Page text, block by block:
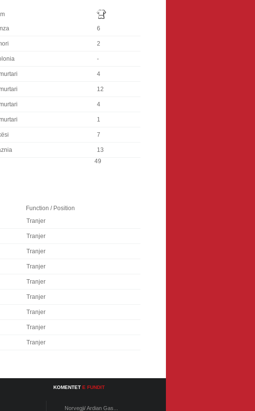
6
2
-
4
12
4
1
7
13
49
Function / Position
Tranjer
Tranjer
Tranjer
Tranjer
Tranjer
Tranjer
Tranjer
Tranjer
Tranjer
KOMENTET E FUNDIT
Norvegji/ Ardian Gas...